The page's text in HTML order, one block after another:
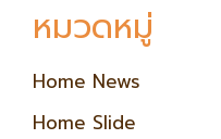
หมวดหมู่
Home News
Home Slide